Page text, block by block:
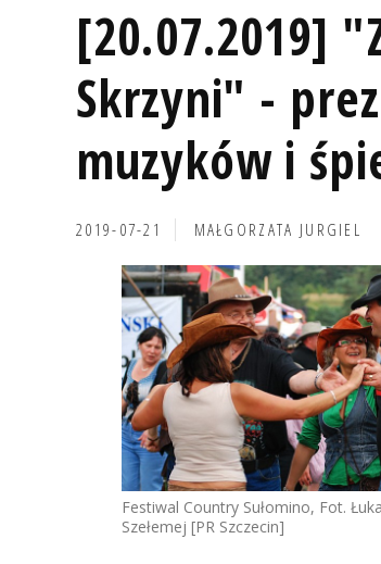
[20.07.2019]
Skrzyni" -
muzyków i
2019-07-21 MAŁGORZATA JURGIEL
Festiwal Country Sułomino, Fot.
Szełemej [PR Szczecin]